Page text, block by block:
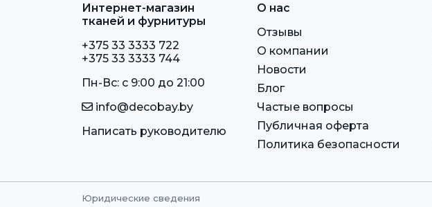
Интернет-магазин
тканей и фурнитуры
+375 33 3333 722
+375 33 3333 744
Пн-Вс: c 9:00 до 21:00
info@decobay.by
Написать руководителю
О нас
Отзывы
О компании
Новости
Блог
Частые вопросы
Публичная оферта
Политика безопасности
Юридические сведения